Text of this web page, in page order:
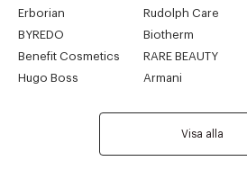
Erborian
Rudolph Care
BYREDO
Biotherm
Benefit Cosmetics
RARE BEAUTY
Hugo Boss
Armani
Visa alla